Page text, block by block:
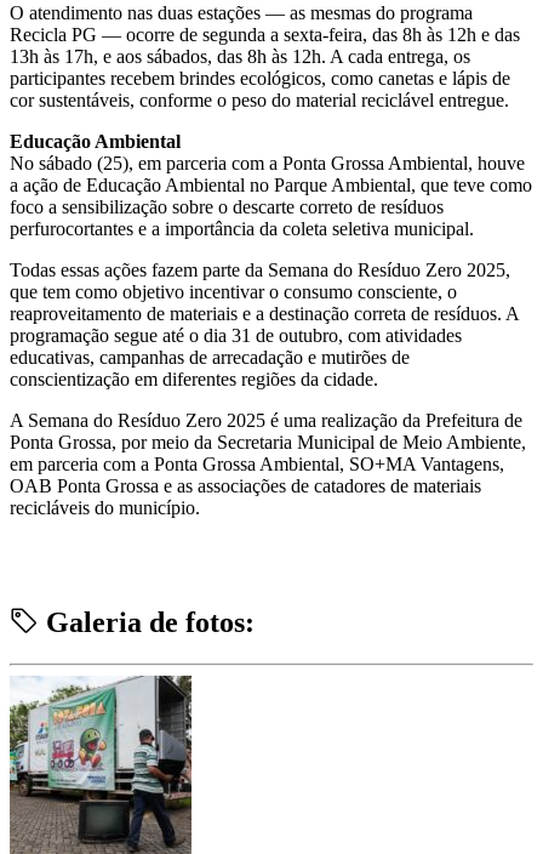
O atendimento nas duas estações — as mesmas do programa
Recicla PG — ocorre de segunda a sexta-feira, das 8h às 12h e das
13h às 17h, e aos sábados, das 8h às 12h. A cada entrega, os
participantes recebem brindes ecológicos, como canetas e lápis de
cor sustentáveis, conforme o peso do material reciclável entregue.
Educação Ambiental
No sábado (25), em parceria com a Ponta Grossa Ambiental, houve
a ação de Educação Ambiental no Parque Ambiental, que teve como
foco a sensibilização sobre o descarte correto de resíduos
perfurocortantes e a importância da coleta seletiva municipal.
Todas essas ações fazem parte da Semana do Resíduo Zero 2025,
que tem como objetivo incentivar o consumo consciente, o
reaproveitamento de materiais e a destinação correta de resíduos. A
programação segue até o dia 31 de outubro, com atividades
educativas, campanhas de arrecadação e mutirões de
conscientização em diferentes regiões da cidade.
A Semana do Resíduo Zero 2025 é uma realização da Prefeitura de
Ponta Grossa, por meio da Secretaria Municipal de Meio Ambiente,
em parceria com a Ponta Grossa Ambiental, SO+MA Vantagens,
OAB Ponta Grossa e as associações de catadores de materiais
recicláveis do município.
Galeria de fotos: